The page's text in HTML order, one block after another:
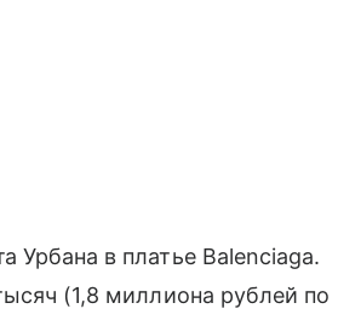
Урбана в платье Balenciaga.
(1,8 миллиона рублей по